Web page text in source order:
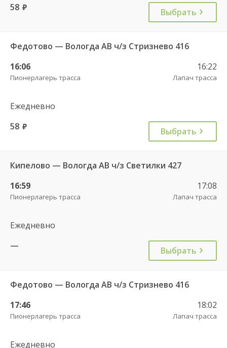
58 руб. Выбрать
Федотово — Вологда АВ ч/з Стризнево 416
16:06
Пионерлагерь трасса
16:22
Лапач трасса
Ежедневно
58 руб. Выбрать
Кипелово — Вологда АВ ч/з Светилки 427
16:59
Пионерлагерь трасса
17:08
Лапач трасса
Ежедневно
—
Выбрать
Федотово — Вологда АВ ч/з Стризнево 416
17:46
Пионерлагерь трасса
18:02
Лапач трасса
Ежедневно